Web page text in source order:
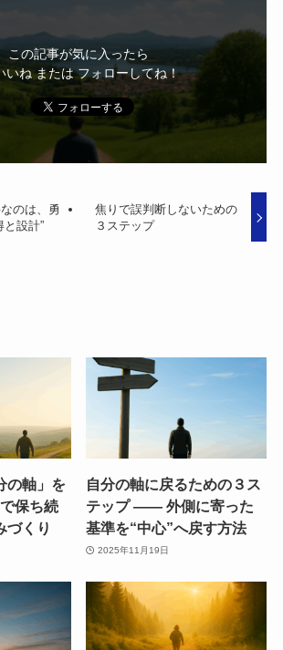
この記事が気に入ったら
いね または フォローしてね！
なのは、勇
と設計”
焦りで誤判断しないための
３ステップ
の軸」を
保ち続
づくり
自分の軸に戻るための３ス
テップ ―― 外側に寄った
基準を“中心”へ戻す方法
2025年11月19日